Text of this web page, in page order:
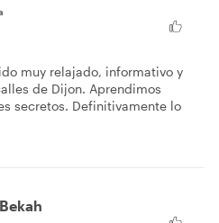
muy relajado, informativo y
de Dijon. Aprendimos
secretos. Definitivamente lo